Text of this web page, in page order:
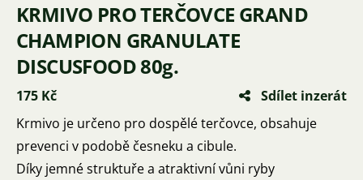
KRMIVO PRO TERČOVCE GRAND
CHAMPION GRANULATE
DISCUSFOOD 80g.
175 Kč
Sdílet inzerát
Krmivo je určeno pro dospělé terčovce, obsahuje
prevenci v podobě česneku a cibule.
Díky jemné struktuře a atraktivní vůni ryby